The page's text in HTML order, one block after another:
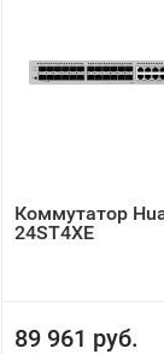
Коммутатор
24ST4XE
89 961 руб.